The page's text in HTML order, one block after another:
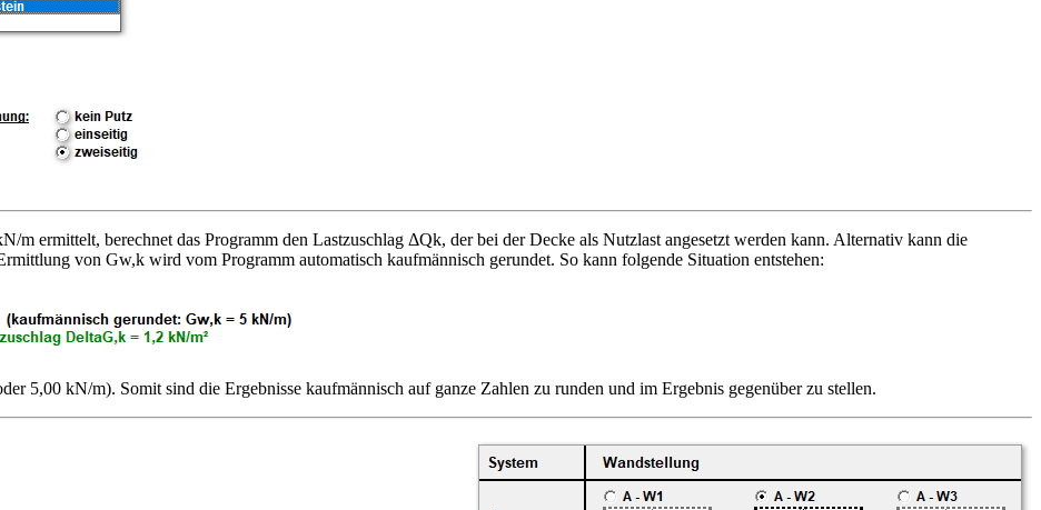
ermittelt, berechnet das Programm den Lastzuschlag ΔQk, der bei der Decke als Nutzlast angesetzt werden kann. Alternativ kann die
von Gw,k wird vom Programm automatisch kaufmännisch gerundet. So kann folgende Situation entstehen:
5,00 kN/m). Somit sind die Ergebnisse kaufmännisch auf ganze Zahlen zu runden und im Ergebnis gegenüber zu stellen.